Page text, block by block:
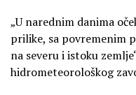
„U narednim danima
prilike, sa povremenim
na severu i istoku
hidrometeorološkog